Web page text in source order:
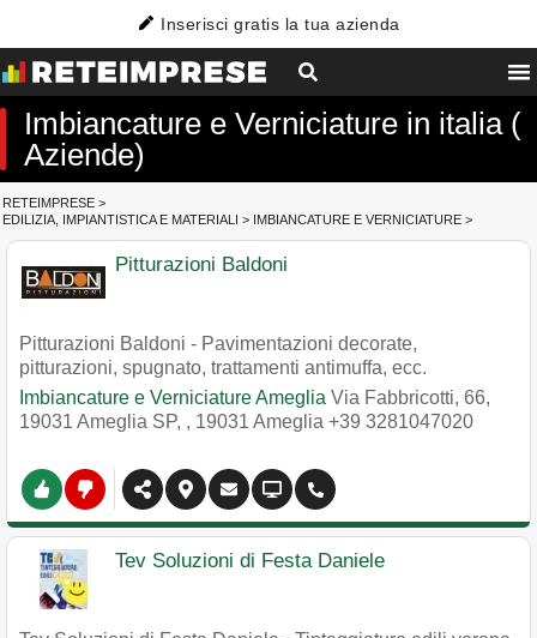
Inserisci gratis la tua azienda
Imbiancature e Verniciature in italia (
Aziende)
RETEIMPRESE >
EDILIZIA, IMPIANTISTICA E MATERIALI > IMBIANCATURE E VERNICIATURE >
Pitturazioni Baldoni
Pitturazioni Baldoni - Pavimentazioni decorate,
pitturazioni, spugnato, trattamenti antimuffa, ecc.
Imbiancature e Verniciature Ameglia Via Fabbricotti, 66,
19031 Ameglia SP, , 19031 Ameglia +39 3281047020
Tev Soluzioni di Festa Daniele